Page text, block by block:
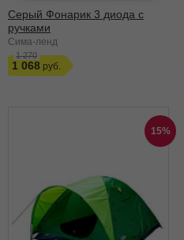
Серый Фонарик 3 диода с
ручками
Сима-ленд
1 270
1 068
15%